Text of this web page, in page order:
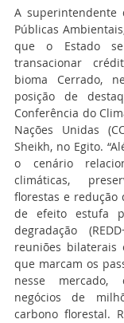
A superintendente
Públicas
que o Estado
transacionar
bioma Cerrado,
posição de
Conferência do
Nações Unidas
Sheikh, no Egito.
o cenário
climáticas,
florestas e redução
de efeito estufa
degradação
reuniões bilaterais
que marcam os
nesse mercado,
negócios de
carbono florestal.